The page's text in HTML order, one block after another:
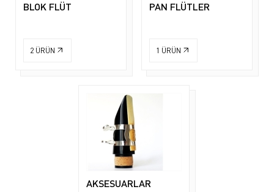
BLOK FLÜT
2 ÜRÜN
PAN FLÜTLER
1 ÜRÜN
AKSESUARLAR